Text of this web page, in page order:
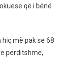
Të
Dolces
që i bënë
më pak se 68
përditshme,